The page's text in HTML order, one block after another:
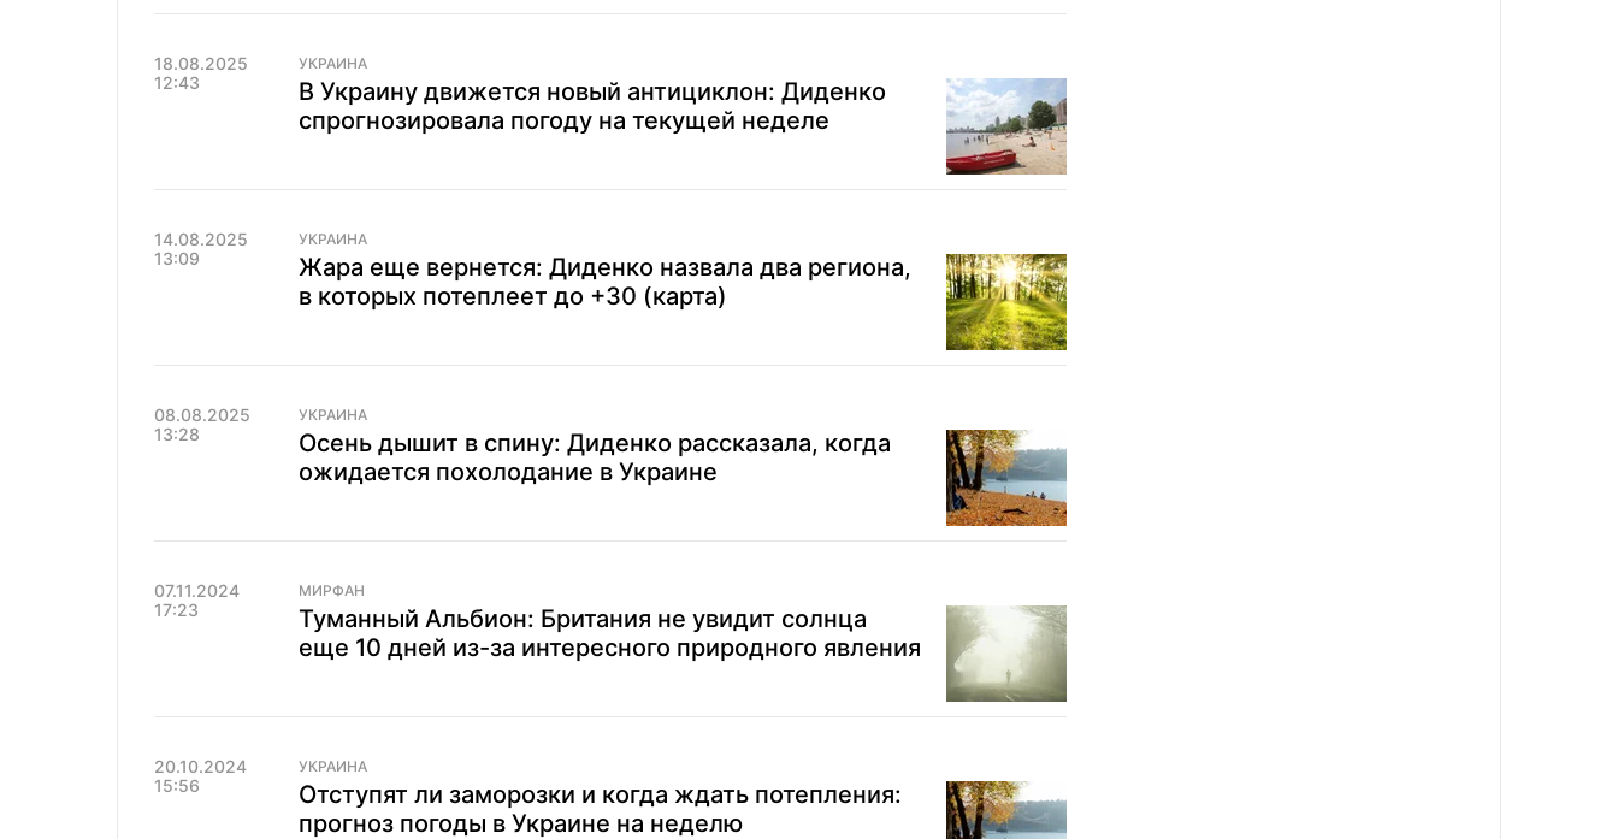
18.08.2025
12:43
УКРАИНА
В Украину движется новый антициклон: Диденко
спрогнозировала погоду на текущей неделе
14.08.2025
13:09
УКРАИНА
Жара еще вернется: Диденко назвала два региона,
в которых потеплеет до +30 (карта)
08.08.2025
13:28
УКРАИНА
Осень дышит в спину: Диденко рассказала, когда
ожидается похолодание в Украине
07.11.2024
17:23
МИРФАН
Туманный Альбион: Британия не увидит солнца
еще 10 дней из-за интересного природного явления
20.10.2024
15:56
УКРАИНА
Отступят ли заморозки и когда ждать потепления:
прогноз погоды в Украине на неделю